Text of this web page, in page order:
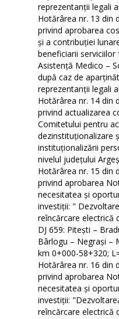
reprezentanții legali
Hotărârea nr. 13 din
privind aprobarea
și a contribuției
beneficiarii
Asistență Medico –
după caz de
reprezentanții legali
Hotărârea nr. 14 din
privind actualizarea
Comitetului pentru
dezinstituționalizare
instituționalizării
nivelul județului Argeș
Hotărârea nr. 15 din
privind aprobarea
necesitatea și
investiții: "
reîncărcare electrică
DJ 659: Pitești –
Bârlogu – Negrași –
km 0+000-58+320;
Hotărârea nr. 16 din
privind aprobarea
necesitatea și
investiții:
reîncărcare electrică